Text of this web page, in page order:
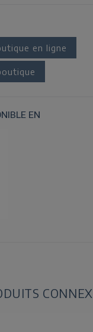
en ligne
EN